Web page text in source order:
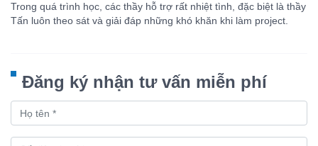
Trong quá trình học, các thầy hỗ trợ rất nhiệt tình, đặc biệt là thầy
Tấn luôn theo sát và giải đáp những khó khăn khi làm project.
Đăng ký nhận tư vấn miễn phí